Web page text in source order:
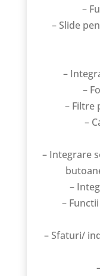
–
– Slide
–
–
– Filtre
–
– Integrare
–
–
– Sfaturi/